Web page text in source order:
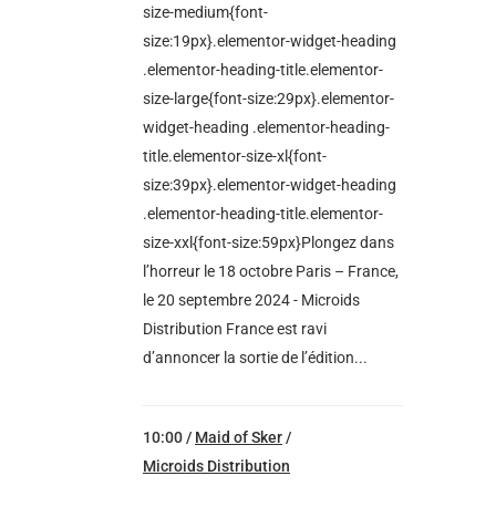
size-medium{font-
size:19px}.elementor-widget-heading
.elementor-heading-title.elementor-
size-large{font-size:29px}.elementor-
widget-heading .elementor-heading-
title.elementor-size-xl{font-
size:39px}.elementor-widget-heading
.elementor-heading-title.elementor-
size-xxl{font-size:59px}Plongez dans
l’horreur le 18 octobre Paris – France,
le 20 septembre 2024 - Microids
Distribution France est ravi
d’annoncer la sortie de l’édition...
10:00 / Maid of Sker/
Microids Distribution